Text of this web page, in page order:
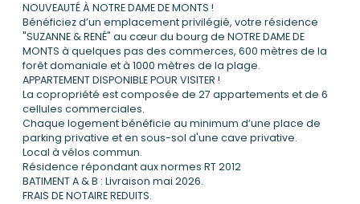
NOUVEAUTÉ À NOTRE DAME DE MONTS !
Bénéficiez d’un emplacement privilégié, votre résidence
"SUZANNE & RENÉ" au cœur du bourg de NOTRE DAME DE
MONTS à quelques pas des commerces, 600 mètres de la
forêt domaniale et à 1000 mètres de la plage.
APPARTEMENT DISPONIBLE POUR VISITER !
La copropriété est composée de 27 appartements et de 6
cellules commerciales.
Chaque logement bénéficie au minimum d’une place de
parking privative et en sous-sol d'une cave privative.
Local à vélos commun.
Résidence répondant aux normes RT 2012
BATIMENT A &B : Livraison mai 2026.
FRAIS DE NOTAIRE REDUITS.